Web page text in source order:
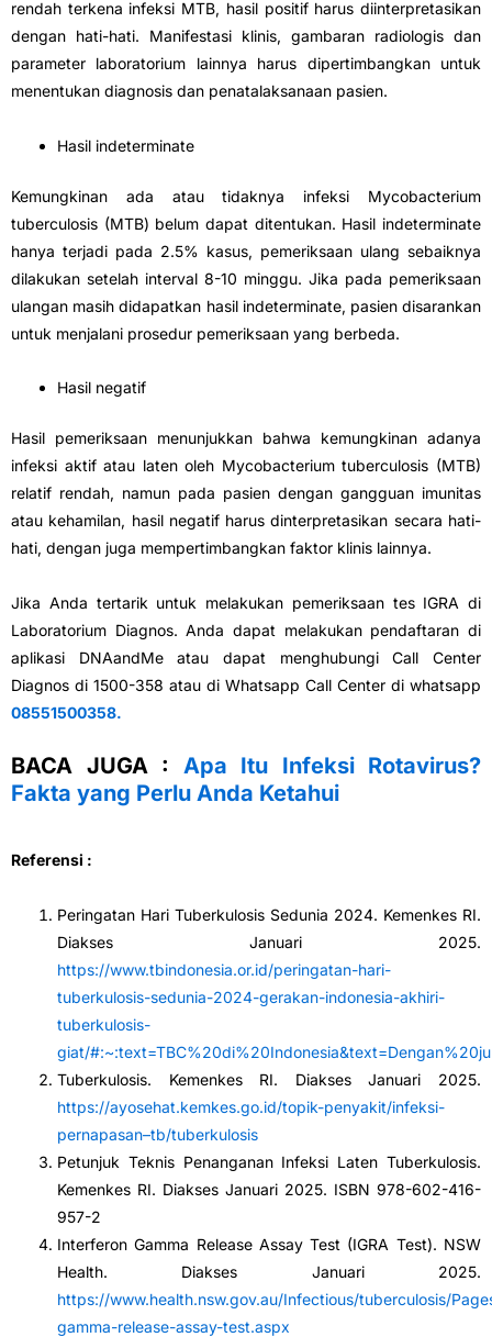
rendah terkena infeksi MTB, hasil positif harus diinterpretasikan
dengan hati-hati. Manifestasi klinis, gambaran radiologis dan
parameter laboratorium lainnya harus dipertimbangkan untuk
menentukan diagnosis dan penatalaksanaan pasien.
Hasil indeterminate
Kemungkinan ada atau tidaknya infeksi Mycobacterium
tuberculosis (MTB) belum dapat ditentukan. Hasil indeterminate
hanya terjadi pada 2.5% kasus, pemeriksaan ulang sebaiknya
dilakukan setelah interval 8-10 minggu. Jika pada pemeriksaan
ulangan masih didapatkan hasil indeterminate, pasien disarankan
untuk menjalani prosedur pemeriksaan yang berbeda.
Hasil negatif
Hasil pemeriksaan menunjukkan bahwa kemungkinan adanya
infeksi aktif atau laten oleh Mycobacterium tuberculosis (MTB)
relatif rendah, namun pada pasien dengan gangguan imunitas
atau kehamilan, hasil negatif harus dinterpretasikan secara hati-
hati, dengan juga mempertimbangkan faktor klinis lainnya.
Jika Anda tertarik untuk melakukan pemeriksaan tes IGRA di
Laboratorium Diagnos. Anda dapat melakukan pendaftaran di
aplikasi DNAandMe atau dapat menghubungi Call Center
Diagnos di 1500-358 atau di Whatsapp Call Center di whatsapp
08551500358.
BACA JUGA : Apa Itu Infeksi Rotavirus?
Fakta yang Perlu Anda Ketahui
Referensi :
Peringatan Hari Tuberkulosis Sedunia 2024. Kemenkes RI.
Diakses Januari 2025.
https://www.tbindonesia.or.id/peringatan-hari-
tuberkulosis-sedunia-2024-gerakan-indonesia-akhiri-
tuberkulosis-
giat/
Tuberkulosis. Kemenkes RI. Diakses Januari 2025.
https://ayosehat.kemkes.go.id/topik-penyakit/infeksi-
pernapasan–tb/tuberkulosis
Petunjuk Teknis Penanganan Infeksi Laten Tuberkulosis.
Kemenkes RI. Diakses Januari 2025. ISBN 978-602-416-
957-2
Interferon Gamma Release Assay Test (IGRA Test). NSW
Health. Diakses Januari 2025.
https://www.health.nsw.gov.au/Infectious/tuberculosis/
gamma-release-assay-test.aspx